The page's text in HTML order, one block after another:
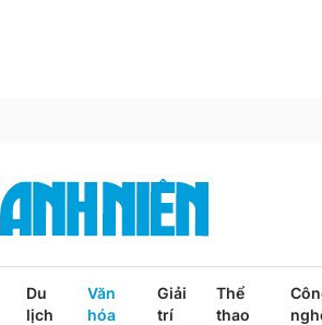
Du
lịch
Văn
hóa
Giải
trí
Thể
thao